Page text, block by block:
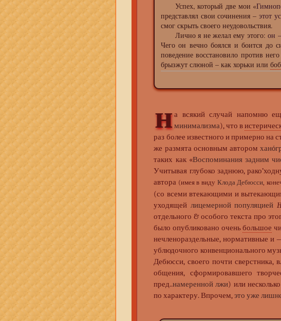
Успех, который две мои «
представлял свои сочинения – этот
смог скрыть своего неудовольствия.
Лично я не желал ему этого:он
Чего он вечно боялся и боится до
поведение восстановило против
брызжут слюной – как хорьки или
на всякий случай напомню
минимализма), что в
раз более известного и примерно на
же размята основным автором
таких как «Воспоминания задним
Учитывая глубоко заднюю,
автора (имея в виду Клода Дебюсси,
(со всеми втекающими и
уходящей лицемерной популяцией
отдельного & особого текста про
было опубликовано оченьбольшое
нечленораздельные, нормативные и
ублюдочного конвенционального
Дебюсси, своего почти сверстника,
общения, сформировавшего
пред..намеренной лжи) или
по характеру. Впрочем,это уже